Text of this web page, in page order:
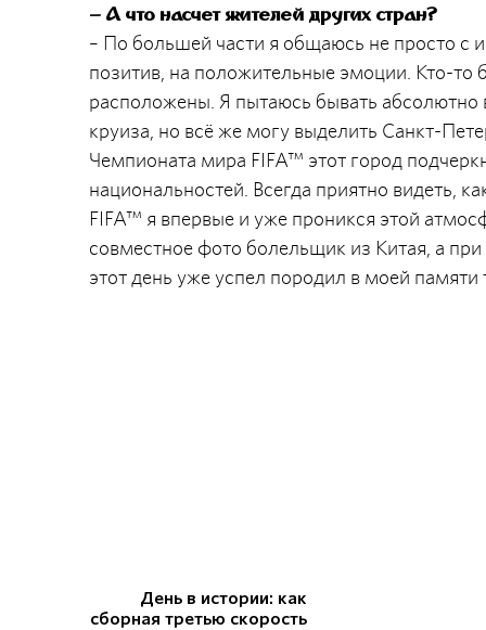
– А что насчет жителей других стран?
– По большей части я общаюсь не просто с
позитив, на положительные эмоции. Кто-
расположены. Я пытаюсь бывать
круиза, но всё же могу выделить Санкт-
Чемпионата мира FIFA™ этот город
национальностей. Всегда приятно видеть,
FIFA™ я впервые и уже проникся этой
совместное фото болельщик из Китая, а
этот день уже успел породил в моей
День в истории: как
сборная третью скорость